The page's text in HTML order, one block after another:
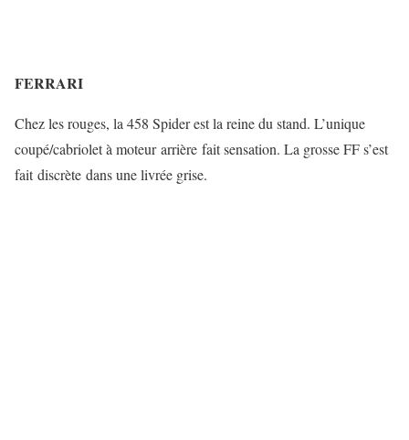
FERRARI
Chez les rouges, la 458 Spider est la reine du stand. L’unique
coupé/cabriolet à moteur arrière fait sensation. La grosse FF s’est
fait discrète dans une livrée grise.